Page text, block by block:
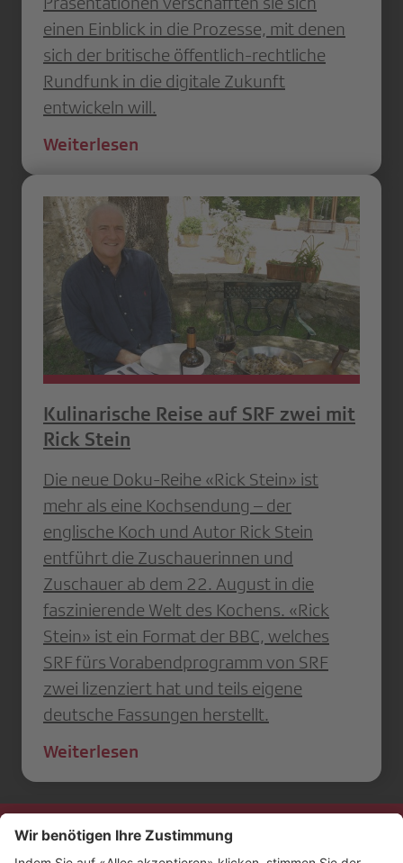
einen Einblick in die Prozesse, mit denen
sich der britische öffentlich-rechtliche
Rundfunk in die digitale Zukunft
entwickeln will.
Weiterlesen
Kulinarische Reise auf SRF zwei mit
Rick Stein
Die neue Doku-Reihe «Rick Stein» ist
mehr als eine Kochsendung – der
englische Koch und Autor Rick Stein
entführt die Zuschauerinnen und
Zuschauer ab dem 22. August in die
faszinierende Welt des Kochens. «Rick
Stein» ist ein Format der BBC, welches
SRF fürs Vorabendprogramm von SRF
zwei lizenziert hat und teils eigene
deutsche Fassungen herstellt.
Weiterlesen